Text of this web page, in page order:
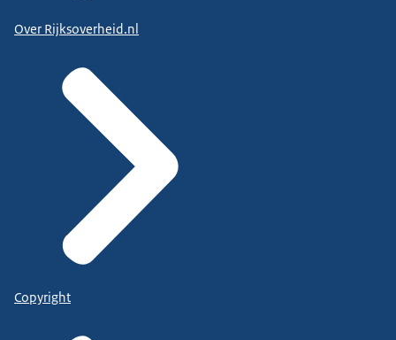
Over Rijksoverheid.nl
Copyright